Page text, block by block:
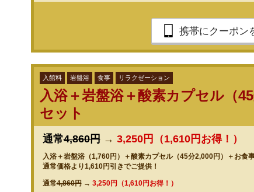
携帯にクーポン
入館料 岩盤浴 食事 リラクゼーション
入浴＋岩盤浴＋酸素カプセル（
セット
通常4,860円→ 3,250円（1,610円お得！）
入浴＋岩盤浴（1,760円）＋酸素カプセル（45分2,000円）＋お食
通常価格より1,610円引きでご提供！
通常4,860円→ 3,250円（1,610円お得！）